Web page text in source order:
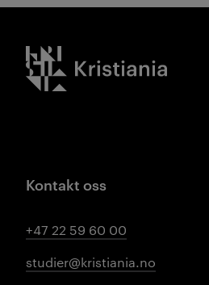
Kristiania logo
Kontakt oss
+47 22 59 60 00
studier@kristiania.no